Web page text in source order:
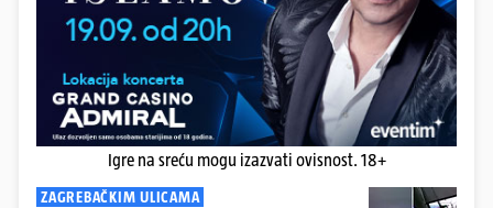
Igre na sreću mogu izazvati ovisnost. 18+
ZAGREBAČKIM ULICAMA